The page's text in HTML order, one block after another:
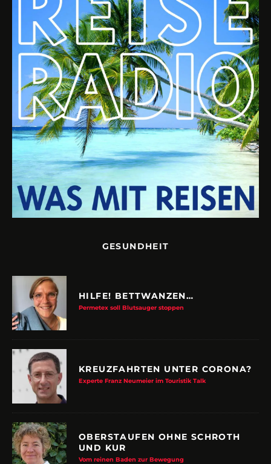
GESUNDHEIT
HILFE! BETTWANZEN…
Permetex soll Blutsauger stoppen
KREUZFAHRTEN UNTER CORONA?
Experte Franz Neumeier im Touristik Talk
OBERSTAUFEN OHNE SCHROTH
UND KUR
Vom reinen Baden zur Bewegung